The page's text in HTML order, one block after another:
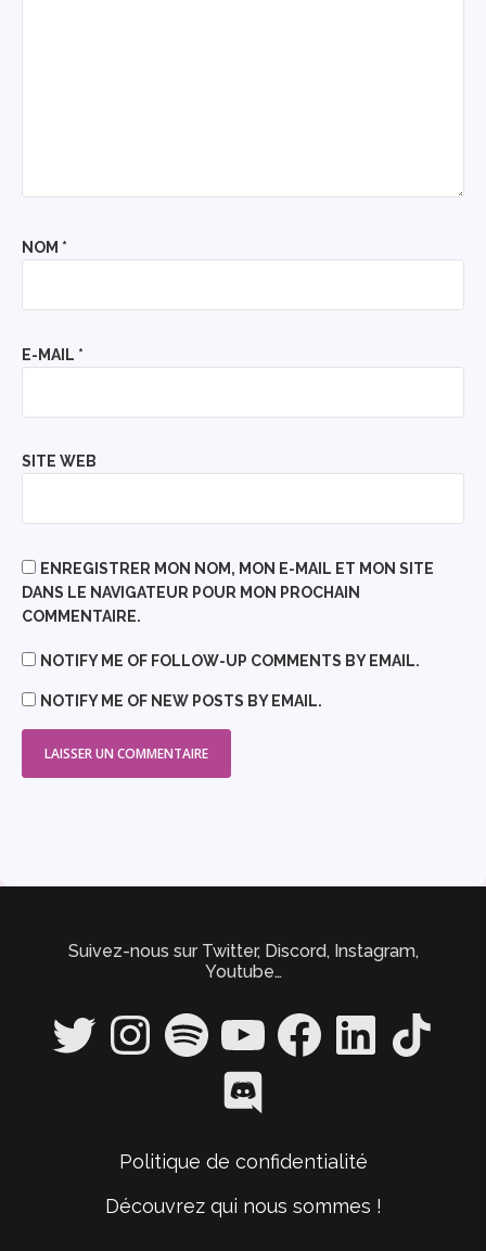
NOM *
E-MAIL *
SITE WEB
ENREGISTRER MON NOM, MON E-MAIL ET MON SITE
DANS LE NAVIGATEUR POUR MON PROCHAIN
COMMENTAIRE.
NOTIFY ME OF FOLLOW-UP COMMENTS BY EMAIL.
NOTIFY ME OF NEW POSTS BY EMAIL.
Suivez-nous sur Twitter, Discord, Instagram,
Youtube…
Twitter InstagramSpotify YouTube FacebookLinkedIn TikTok
Discord
Politique de confidentialité
Découvrez qui nous sommes !